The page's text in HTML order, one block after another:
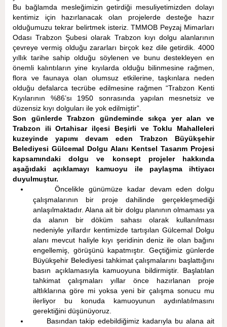
Bu bağlamda mesleğimizin getirdiği mesuliyetimizden dolayı
kentimiz için hazırlanacak olan projelerde desteğe hazır
olduğumuzu tekrar belirtmek isteriz. TMMOB Peyzaj Mimarları
Odası Trabzon Şubesi olarak Trabzon kıyı dolgu alanlarının
çevreye vermiş olduğu zararları birçok kez dile getirdik. 4000
yıllık tarihe sahip olduğu söylenen ve bunu destekleyen en
önemli kalıntıların yine kıyılarda olduğu bilinmesine rağmen,
flora ve faunaya olan olumsuz etkilerine, taşkınlara neden
olduğu defalarca tecrübe edilmesine rağmen “Trabzon Kenti
Kıyılarının %86’sı 1950 sonrasında yapılan mesnetsiz ve
düzensiz kıyı dolguları ile yok edilmiştir”.
Son günlerde Trabzon gündeminde sıkça yer alan ve
Trabzon ili Ortahisar ilçesi Beşirli ve Toklu Mahalleleri
kuzeyinde yapımı devam eden Trabzon Büyükşehir
Belediyesi Gülcemal Dolgu Alanı Kentsel Tasarım Projesi
kapsamındaki dolgu ve konsept projeler hakkında
aşağıdaki açıklamayı kamuoyu ile paylaşma ihtiyacı
duyulmuştur.
Öncelikle günümüze kadar devam eden dolgu
çalışmalarının bir proje dahilinde gerçekleşmediği
anlaşılmaktadır. Alana ait bir dolgu planının olmaması ya
da alanın bir döküm sahası olarak kullanılması
nedeniyle yıllardır kentimizde tartışılan Gülcemal Dolgu
alanı mevcut haliyle kıyı şeridinin deniz ile olan bağını
engellemiş, görüşünü kapatmıştır. Geçtiğimiz günlerde
Büyükşehir Belediyesi tahkimat çalışmalarını başlattığını
basın açıklamasıyla kamuoyuna bildirmiştir. Başlatılan
tahkimat çalışmaları yıllar önce hazırlanan proje
altlıklarına göre mi yoksa yeni bir çalışma sonucu mu
ilerliyor bu konuda kamuoyunun aydınlatılmasını
gerektiğini düşünüyoruz.
Basından takip edebildiğimiz kadarıyla bu alana ait